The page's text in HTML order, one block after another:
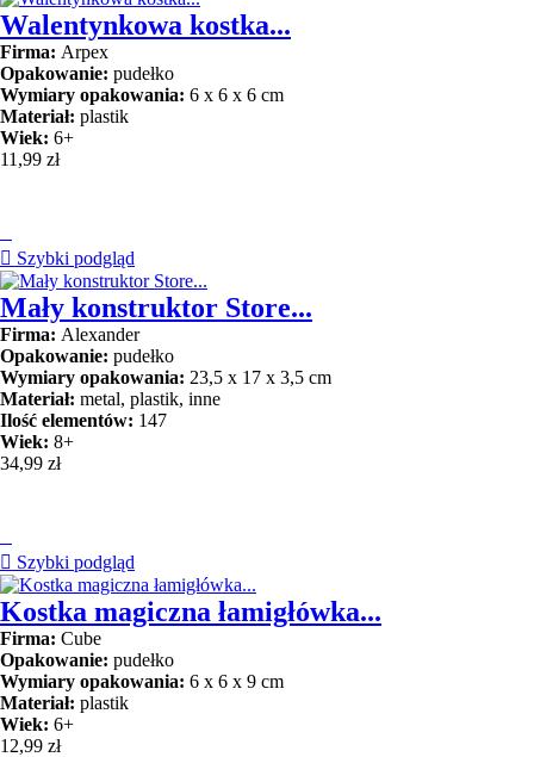
Walentynkowa kostka...
Firma: Arpex
Opakowanie: pudełko
Wymiary opakowania: 6 x 6 x 6 cm
Materiał: plastik
Wiek: 6+
11,99 zł
 Szybki podgląd
Mały konstruktor Store...
Firma: Alexander
Opakowanie: pudełko
Wymiary opakowania: 23,5 x 17 x 3,5 cm
Materiał: metal, plastik, inne
Ilość elementów: 147
Wiek: 8+
34,99 zł
 Szybki podgląd
Kostka magiczna łamigłówka...
Firma: Cube
Opakowanie: pudełko
Wymiary opakowania: 6 x 6 x 9 cm
Materiał: plastik
Wiek: 6+
12,99 zł